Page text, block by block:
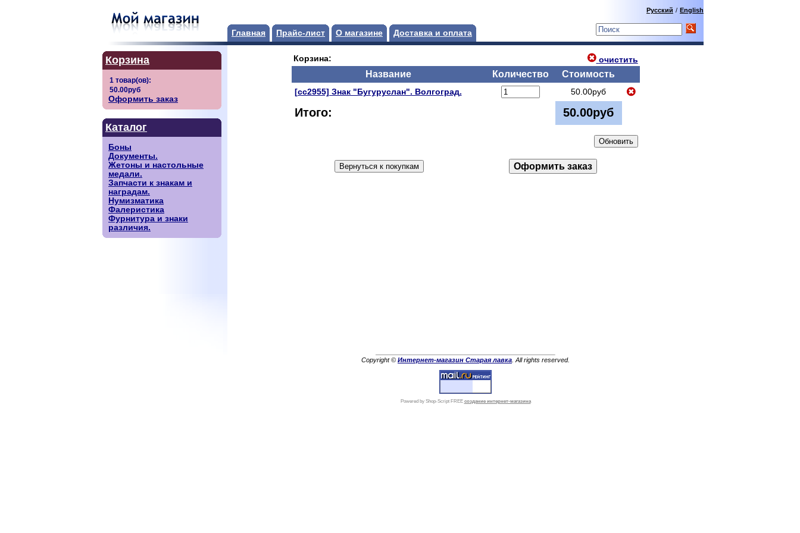
Главная Прайс-лист О магазине Доставка и оплата
Русский / English
Корзина
Оформить заказ
Каталог
Боны
Документы.
Жетоны и настольные
медали.
Запчасти к знакам и
наградам.
Нумизматика
Фалеристика
Фурнитура и знаки
различия.
Корзина: очистить
Название Количество Стоимость
[сс2955] Знак "Бугуруслан". Волгоград. 50.00руб
Итого: 50.00руб
Copyright © Интернет-магазин Старая лавка . All rights reserved.
Powered by Shop-Script FREE создание интернет-магазина